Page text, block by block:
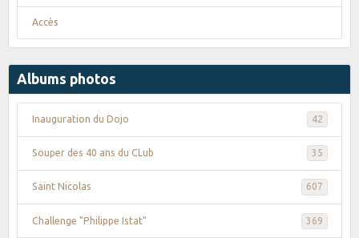
Accès
Albums photos
Inauguration du Dojo 42
Souper des 40 ans du CLub 35
Saint Nicolas 607
Challenge "Philippe Istat" 369